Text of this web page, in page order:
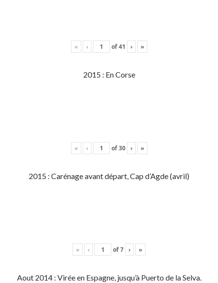
« ‹ of41 › »
2015 : En Corse
« ‹ of30 › »
2015 : Carénage avant départ, Cap d’Agde (avril)
« ‹ of7 › »
Aout 2014 : Virée en Espagne, jusqu’à Puerto de la Selva.